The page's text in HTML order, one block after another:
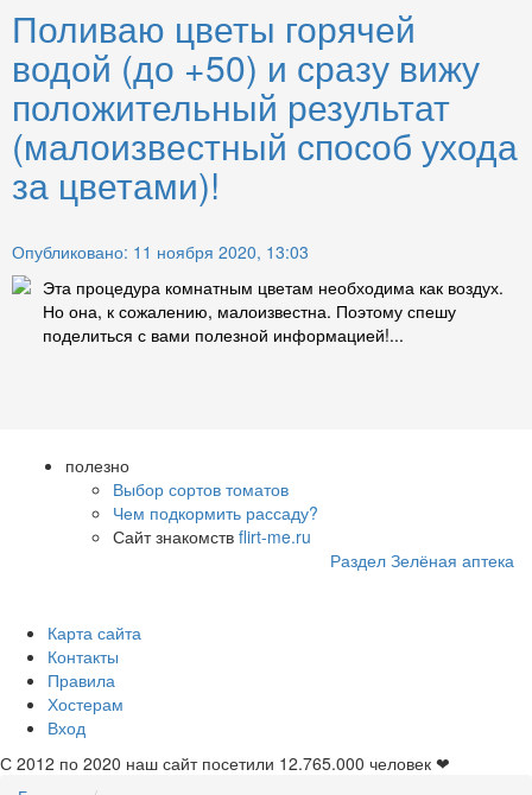
Поливаю цветы горячей
водой (до +50) и сразу вижу
положительный результат
(малоизвестный способ ухода
за цветами)!
Опубликовано: 11 ноября 2020, 13:03
Эта процедура комнатным цветам необходима как воздух.
Но она, к сожалению, малоизвестна. Поэтому спешу
поделиться с вами полезной информацией!...
полезно
Выбор сортов томатов
Чем подкормить рассаду?
Сайт знакомств flirt-me.ru
Раздел Зелёная аптека
Карта сайта
Контакты
Правила
Хостерам
Вход
С 2012 по 2020 наш сайт посетили 12.765.000 человек ❤